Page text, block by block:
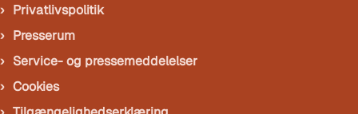
Privatlivspolitik
Presserum
Service- og pressemeddelelser
Cookies